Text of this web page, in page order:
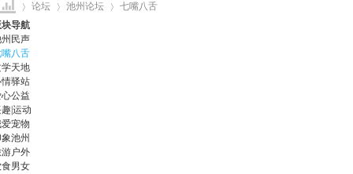
威 »
论坛 池州论坛
七嘴八舌
导航
民声
八舌
天地
驿站
公益
|运动
宠物
池州
户外
男女